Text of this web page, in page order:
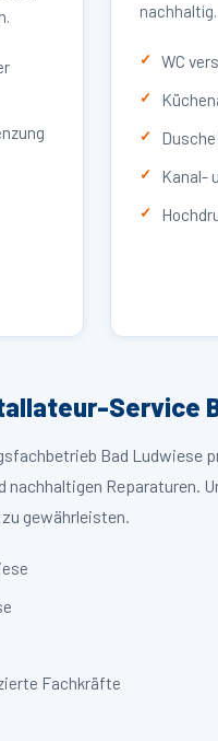
nachhaltig.
WC
Kanal-
Service
Bad Ludwiese
Reparaturen.
gewährleisten.
Fachkräfte